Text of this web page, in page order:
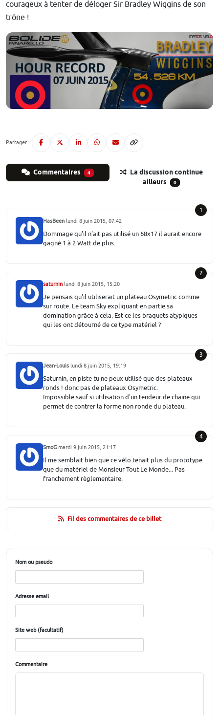
courageux à tenter de déloger Sir Bradley Wiggins de son
trône !
Partager :
Commentaires 4
La discussion continue
ailleurs
0
1
HasBeen lundi 8 juin 2015, 07:42
Dommage qu'il n'ait pas utilisé un 68x17 il aurait encore
gagné 1 à 2 Watt de plus.
2
saturnin lundi 8 juin 2015, 15:20
Je pensais qu'il utiliserait un plateau Osymetric comme
sur route. Le team Sky expliquant en partie sa
domination grâce à cela. Est-ce les braquets atypiques
qui les ont détourné de ce type matériel ?
3
Jean-Louis lundi 8 juin 2015, 19:19
Saturnin, en piste tu ne peux utilisé que des plateaux
ronds ! donc pas de plateaux Osymetric.
Impossible sauf si utilisation d'un tendeur de chaine qui
permet de contrer la forme non ronde du plateau.
4
SmoGmardi 9 juin 2015, 21:17
Il me semblait bien que ce vélo tenait plus du prototype
que du matériel de Monsieur Tout Le Monde... Pas
franchement règlementaire.
Fil des commentaires de ce billet
Nom ou pseudo
Adresse email
Site web (facultatif)
Commentaire